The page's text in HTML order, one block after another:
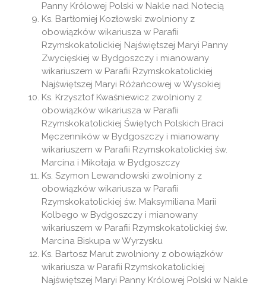
Panny Królowej Polski w Nakle nad Notecią
Ks. Bartłomiej Kozłowski zwolniony z
obowiązków wikariusza w Parafii
Rzymskokatolickiej Najświętszej Maryi Panny
Zwycięskiej w Bydgoszczy i mianowany
wikariuszem w Parafii Rzymskokatolickiej
Najświętszej Maryi Różańcowej w Wysokiej
Ks. Krzysztof Kwaśniewicz zwolniony z
obowiązków wikariusza w Parafii
Rzymskokatolickiej Świętych Polskich Braci
Męczenników w Bydgoszczy i mianowany
wikariuszem w Parafii Rzymskokatolickiej św.
Marcina i Mikołaja w Bydgoszczy
Ks. Szymon Lewandowski zwolniony z
obowiązków wikariusza w Parafii
Rzymskokatolickiej św. Maksymiliana Marii
Kolbego w Bydgoszczy i mianowany
wikariuszem w Parafii Rzymskokatolickiej św.
Marcina Biskupa w Wyrzysku
Ks. Bartosz Marut zwolniony z obowiązków
wikariusza w Parafii Rzymskokatolickiej
Najświętszej Maryi Panny Królowej Polski w Nakle